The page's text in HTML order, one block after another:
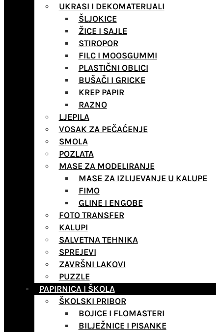
UKRASI I DEKOMATERIJALI
ŠLJOKICE
ŽICE I SAJLE
STIROPOR
FILC I MOOSGUMMI
PLASTIČNI OBLICI
BUŠAČI I GRICKE
KREP PAPIR
RAZNO
LJEPILA
VOSAK ZA PEČAĆENJE
SMOLA
POZLATA
MASE ZA MODELIRANJE
MASE ZA IZLIJEVANJE U KALUPE
FIMO
GLINE I ENGOBE
FOTO TRANSFER
KALUPI
SALVETNA TEHNIKA
SPREJEVI
ZAVRŠNI LAKOVI
PUZZLE
PAPIRNICA I ŠKOLA
ŠKOLSKI PRIBOR
BOJICE I FLOMASTERI
BILJEŽNICE I PISANKE